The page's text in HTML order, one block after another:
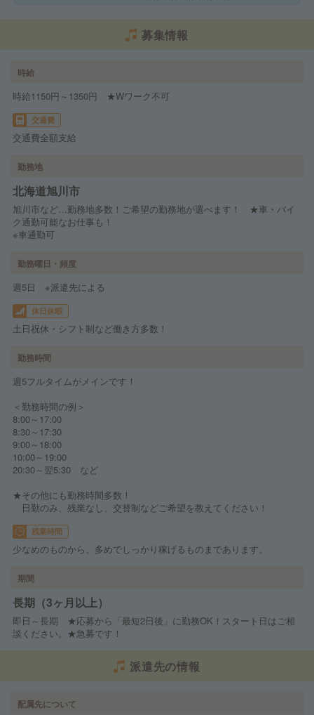
募集情報
時給
時給1150円～1350円 ★Wワーク不可
交通費
交通費全額支給
勤務地
北海道旭川市
旭川市など…勤務地多数！ご希望の勤務地が選べます！ ★車・バイ
ク通勤可能なお仕事も！
※車通勤可
勤務曜日・頻度
週5日 ※派遣先による
休日休暇
土日祝休・シフト制など働き方多数！
勤務時間
週5フルタイムがメインです！
＜勤務時間の例＞
8:00～17:00
8:30～17:30
9:00～18:00
10:00～19:00
20:30～翌5:30 など
★その他にも勤務時間多数！
日勤のみ、残業なし、交替制などご希望を教えてください！
残業時間
少なめのものから、多めでしっかり稼げるものまであります。
期間
長期（3ヶ月以上）
即日～長期 ★応募から「最短2日後」に勤務OK！スタート日はご相
談ください。★急募です！
派遣先の情報
配属先について